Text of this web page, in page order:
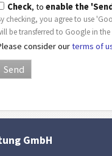
Check, to enable the
checking, you agree to use
be transferred to Google in the
consider ourterms of
GmbH